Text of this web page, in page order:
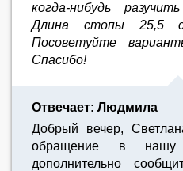
когда-нибудь
Длина стопы 25,5
Посоветуйте
Спасибо!
Отвечает: Людмила
Добрый вечер,
обращение в нашу
дополнительно